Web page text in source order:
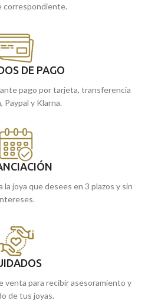
correspondiente.
DE PAGO
pago por tarjeta, transferencia
Paypal y Klarna.
joya que desees en 3 plazos y sin
venta para recibir asesoramiento y
de tus joyas.